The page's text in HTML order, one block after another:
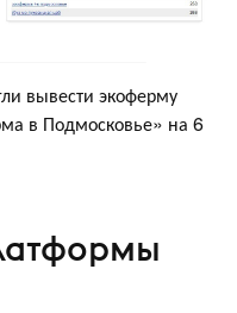
вывести экоферму
в Подмосковье» на 6